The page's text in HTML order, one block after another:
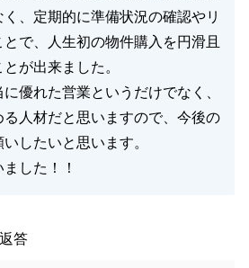
、定期的に準備状況の確認やリ
で、人生初の物件購入を円滑且
が出来ました。
優れた営業というだけでなく、
人材だと思いますので、今後の
したいと思います。
した！！
答